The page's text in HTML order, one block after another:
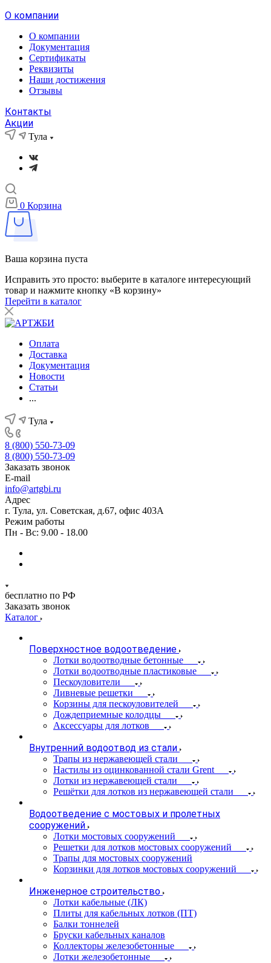
О компании
О компании
Документация
Сертификаты
Реквизиты
Наши достижения
Отзывы
Контакты
Акции
Тула
0 Корзина
Ваша корзина пуста
Исправить это просто: выберите в каталоге интересующий
товар и нажмите кнопку «В корзину»
Перейти в каталог
Оплата
Доставка
Документация
Новости
Статьи
...
Тула
8 (800) 550-73-09
8 (800) 550-73-09
Заказать звонок
E-mail
info@artgbi.ru
Адрес
г. Тула, ул. Советская, д.67, офис 403А
Режим работы
Пн - Вс: 9.00 - 18.00
бесплатно по РФ
Заказать звонок
Каталог
Поверхностное водоотведение
Лотки водоотводные бетонные
Лотки водоотводные пластиковые
Пескоуловители
Ливневые решетки
Корзины для пескоуловителей
Дождеприемные колодцы
Аксессуары для лотков
Внутренний водоотвод из стали
Трапы из нержавеющей стали
Настилы из оцинкованной стали Grent
Лотки из нержавеющей стали
Решётки для лотков из нержавеющей стали
Водоотведение с мостовых и пролетных
сооружений
Лотки мостовых сооружений
Решетки для лотков мостовых сооружений
Трапы для мостовых сооружений
Корзинки для лотков мостовых сооружений
Инженерное строительство
Лотки кабельные (ЛК)
Плиты для кабельных лотков (ПТ)
Балки тоннелей
Бруски кабельных каналов
Коллекторы железобетонные
Лотки железобетонные